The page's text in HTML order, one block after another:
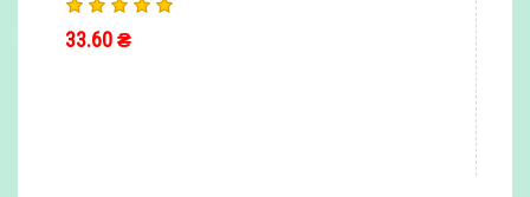
33.60 ₴